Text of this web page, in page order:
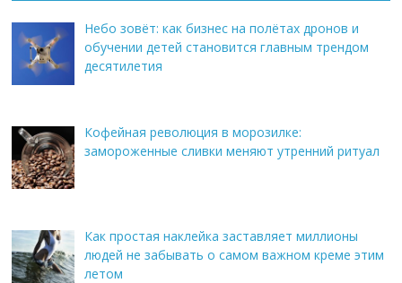
Небо зовёт: как бизнес на полётах дронов и
обучении детей становится главным трендом
десятилетия
Кофейная революция в морозилке:
замороженные сливки меняют утренний ритуал
Как простая наклейка заставляет миллионы
людей не забывать о самом важном креме этим
летом